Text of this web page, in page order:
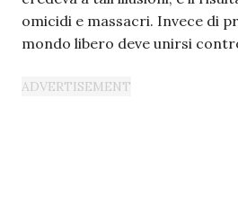
omicidi e massacri. Invece di
mondo libero deve unirsi